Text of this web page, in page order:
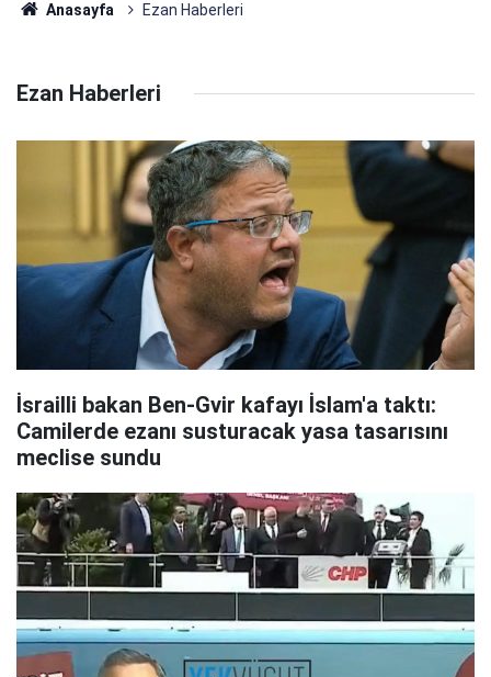
Anasayfa Ezan Haberleri
Ezan Haberleri
İsrailli bakan Ben-Gvir kafayı İslam'a taktı:
Camilerde ezanı susturacak yasa tasarısını
meclise sundu